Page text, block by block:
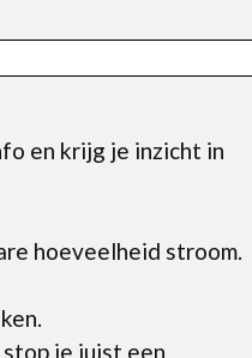
en krijg je inzicht in
hoeveelheid stroom.
je juist een